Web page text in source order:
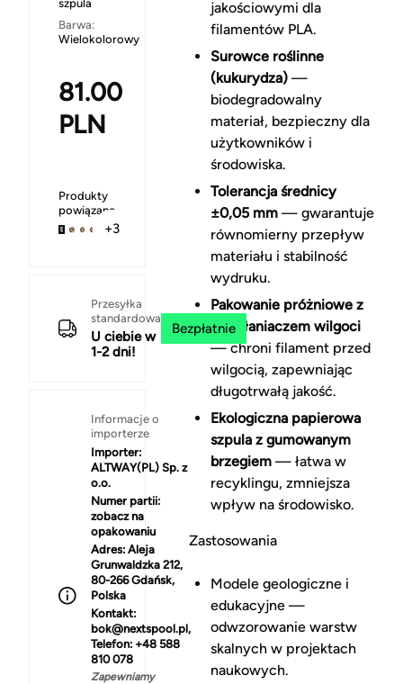
szpula
Barwa:
Wielokolorowy
81.00
PLN
Produkty
powiązane
+3
Przesyłka
standardowa
U ciebie w
1-2 dni!
Bezpłatnie
Informacje o
importerze
Importer:
ALTWAY(PL) Sp. z
o.o.
Numer partii:
zobacz na
opakowaniu
Adres: Aleja
Grunwaldzka 212,
80-266 Gdańsk,
Polska
Kontakt:
bok@nextspool.pl,
Telefon: +48 588
810 078
Zapewniamy
jakościowymi dla
filamentów PLA.
Surowce roślinne
(kukurydza)—
biodegradowalny
materiał, bezpieczny dla
użytkowników i
środowiska.
Tolerancja średnicy
±0,05 mm— gwarantuje
równomierny przepływ
materiału i stabilność
wydruku.
Pakowanie próżniowe z
pochłaniaczem wilgoci
— chroni filament przed
wilgocią, zapewniając
długotrwałą jakość.
Ekologiczna papierowa
szpula z gumowanym
brzegiem— łatwa w
recyklingu, zmniejsza
wpływ na środowisko.
Zastosowania
Modele geologiczne i
edukacyjne —
odwzorowanie warstw
skalnych w projektach
naukowych.